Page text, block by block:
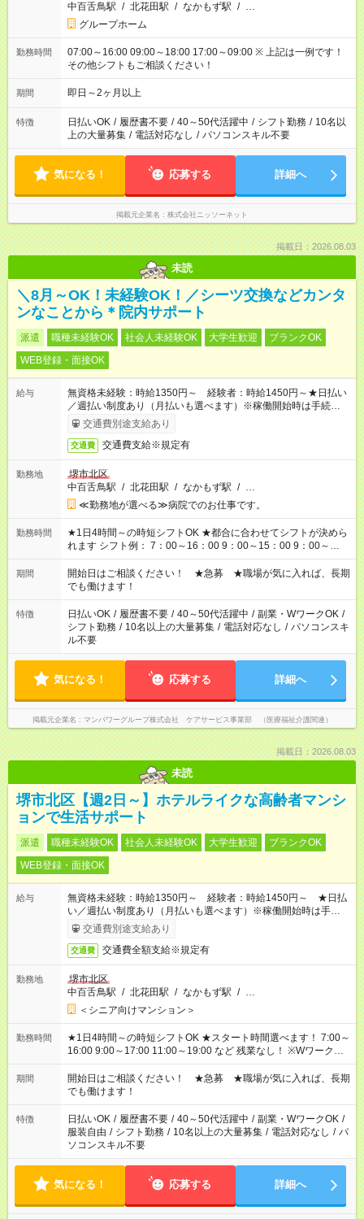
中百舌鳥駅 / 北花田駅 / なかもず駅 / …
グループホーム
勤務時間
07:00～16:00 09:00～18:00 17:00～09:00 ※ 上記は一例です！
その他シフトもご相談ください！
期間 即日～2ヶ月以上
特徴 日払いOK / 履歴書不要 / 40～50代活躍中 / シフト勤務 / 10名以
上の大量募集 / 電話対応なし / パソコンスキル不要
気になる！ 応募する 詳細へ
掲載元企業名 株式会社ニッソーネット
掲載日：2026.08.03
未読
＼8月～OK！未経験OK！／シーツ交換などカンタ
ンなことから＊院内サポート
派遣 職種未経験OK 社会人未経験OK 大学生歓迎
ブランクOK
WEB登録・面接OK
給与
無資格未経験：時給1350円～ 経験者：時給1450円～★日払い
／週払い制度あり（月払いも選べます）※稼働開始時は手続き完
了次第のお支払いとなります。
交通費別途支給あり
交通費 交通費支給※規定有
勤務地
堺市北区
中百舌鳥駅 / 北花田駅 / なかもず駅 / …
≪勤務地が選べる≫病院でのお仕事です。
勤務時間
★1日4時間～の時短シフトOK ★都合に合わせてシフトが決めら
れます シフト例： 7：00～16：00 9：00～15：00 9：00～
18：00 11：00～20：00 など ※Wワークの場合、他のお仕事と
合わせ週40時間超の就業はご案内できません ※法令に基づき、
週20時間以上勤務は社会保険への加入対象となります ※労働者
派遣法（日雇い派遣の原則禁止）により、短時間・短期間の就
業はご案内が難しい場合があります
期間
開始日はご相談ください！ ★急募 ★職場が気に入れば、長期
でも働けます！
特徴 日払いOK / 履歴書不要 / 40～50代活躍中 / 副業・WワークOK /
シフト勤務 / 10名以上の大量募集 / 電話対応なし / パソコンスキ
ル不要
気になる！ 応募する 詳細へ
掲載元企業名 マンパワーグループ株式会社 ケアサービス事業部 （医療福祉介護関連）
掲載日：2026.08.03
未読
堺市北区【週2日～】ホテルライクな高齢者マンシ
ョンで生活サポート
派遣 職種未経験OK 社会人未経験OK 大学生歓迎
ブランクOK
WEB登録・面接OK
給与
無資格未経験：時給1350円～ 経験者：時給1450円～ ★日払
い／週払い制度あり（月払いも選べます）※稼働開始時は手続き
完了次第のお支払いとなります。
交通費別途支給あり
交通費 交通費全額支給※規定有
勤務地
堺市北区
中百舌鳥駅 / 北花田駅 / なかもず駅 / …
＜シニア向けマンション＞
勤務時間
★1日4時間～の時短シフトOK ★スタート時間選べます！ 7:00～
16:00 9:00～17:00 11:00～19:00 など 残業なし！ ※Wワークの
場合、他のお仕事と合わせ週40時間超の就業はご案内できませ
ん ※法令に基づき、週20時間以上勤務は社会保険への加入対象
となります ※労働者派遣法（日雇い派遣の原則禁止）により、
短時間・短期間の就業はご案内が難しい場合があります
期間
開始日はご相談ください！ ★急募 ★職場が気に入れば、長期
でも働けます！
特徴 日払いOK / 履歴書不要 / 40～50代活躍中 / 副業・WワークOK /
服装自由 / シフト勤務 / 10名以上の大量募集 / 電話対応なし / パ
ソコンスキル不要
気になる！ 応募する 詳細へ